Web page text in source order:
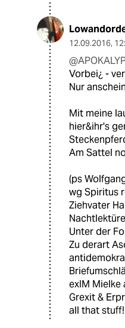
12.09.2016,
Vorbei¿ -
Nur
Mit meine
hier&ihr's
Am Sattel
(ps
wg Spiritus
Ziehvater
Unter der
Zu derart
exIM Mielke
Grexit &
all that